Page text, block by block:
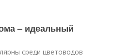
– идеальный
среди цветоводов